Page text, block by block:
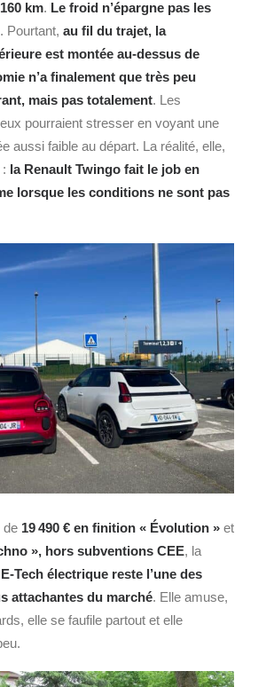
km. Le froid n’épargne pas les
. Pourtant, au fil du trajet, la
est montée au‑dessus de
n’a finalement que très peu
mais pas totalement. Les
pourraient stresser en voyant une
aussi faible au départ. La réalité, elle,
la Renault Twingo fait le job en
lorsque les conditions ne sont pas
de 19 490 € en finition « Évolution » et
», hors subventions CEE, la
électrique reste l’une des
attachantes du marché. Elle amuse,
elle se faufile partout et elle